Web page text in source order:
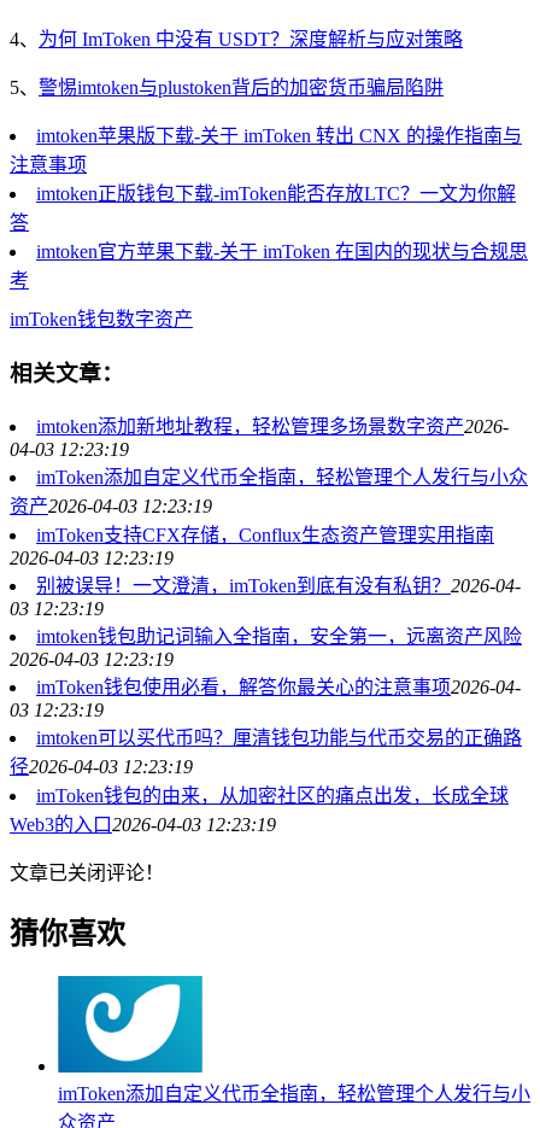
4、 为何 ImToken 中没有 USDT？深度解析与应对策略
5、 警惕imtoken与plustoken背后的加密货币骗局陷阱
imtoken苹果版下载-关于 imToken 转出 CNX 的操作指南与
注意事项
imtoken正版钱包下载-imToken能否存放LTC？一文为你解
答
imtoken官方苹果下载-关于 imToken 在国内的现状与合规思
考
imToken钱包数字资产
相关文章：
imtoken添加新地址教程，轻松管理多场景数字资产2026-
04-03 12:23:19
imToken添加自定义代币全指南，轻松管理个人发行与小众
资产2026-04-03 12:23:19
imToken支持CFX存储，Conflux生态资产管理实用指南
2026-04-03 12:23:19
别被误导！一文澄清，imToken到底有没有私钥？ 2026-04-
03 12:23:19
imtoken钱包助记词输入全指南，安全第一，远离资产风险
2026-04-03 12:23:19
imToken钱包使用必看，解答你最关心的注意事项2026-04-
03 12:23:19
imtoken可以买代币吗？厘清钱包功能与代币交易的正确路
径2026-04-03 12:23:19
imToken钱包的由来，从加密社区的痛点出发，长成全球
Web3的入口2026-04-03 12:23:19
文章已关闭评论！
猜你喜欢
imToken添加自定义代币全指南，轻松管理个人发行与小
众资产